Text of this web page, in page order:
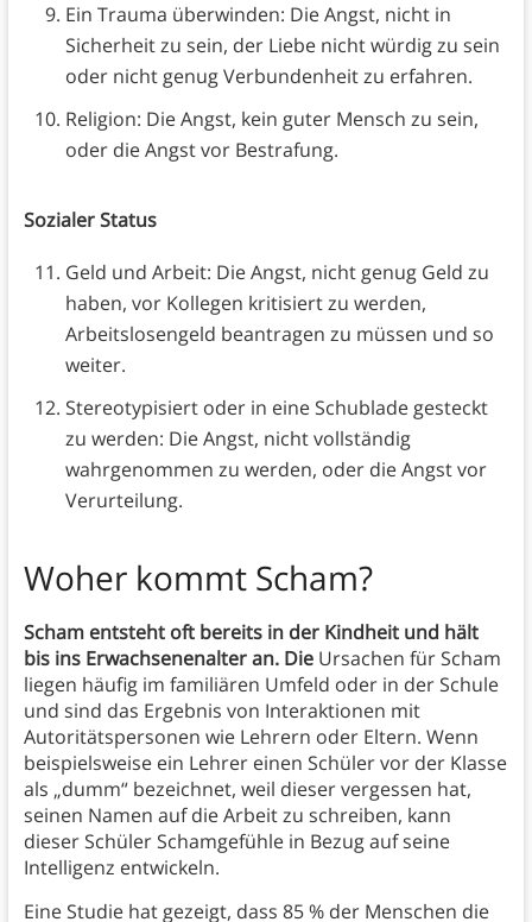
Ein Trauma überwinden: Die Angst, nicht in
Sicherheit zu sein, der Liebe nicht würdig zu sein
oder nicht genug Verbundenheit zu erfahren.
Religion: Die Angst, kein guter Mensch zu sein,
oder die Angst vor Bestrafung.
Sozialer Status
Geld und Arbeit: Die Angst, nicht genug Geld zu
haben, vor Kollegen kritisiert zu werden,
Arbeitslosengeld beantragen zu müssen und so
weiter.
Stereotypisiert oder in eine Schublade gesteckt
zu werden: Die Angst, nicht vollständig
wahrgenommen zu werden, oder die Angst vor
Verurteilung.
Woher kommt Scham?
Scham entsteht oft bereits in der Kindheit und hält
bis ins Erwachsenenalter an. Die Ursachen für Scham
liegen häufig im familiären Umfeld oder in der Schule
und sind das Ergebnis von Interaktionen mit
Autoritätspersonen wie Lehrern oder Eltern. Wenn
beispielsweise ein Lehrer einen Schüler vor der Klasse
als „dumm“ bezeichnet, weil dieser vergessen hat,
seinen Namen auf die Arbeit zu schreiben, kann
dieser Schüler Schamgefühle in Bezug auf seine
Intelligenz entwickeln.
Eine Studie hat gezeigt, dass 85 % der Menschen die